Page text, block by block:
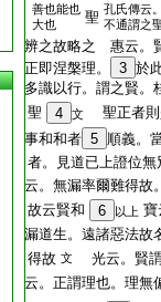
善也能也
大也
聖 孔氏傳云
不通謂之
辨之故略之 惠云。
正即涅槃理。
3 於
多識以行。謂之賢。
聖
4 文
聖正者
事和和者 5 順義。
者。見道已上證位無
云。無漏率爾難得故
故云賢和
6 以上 寶
漏道生。遠諸惡法故
得故 文
光云。賢
云。正謂理也。理無